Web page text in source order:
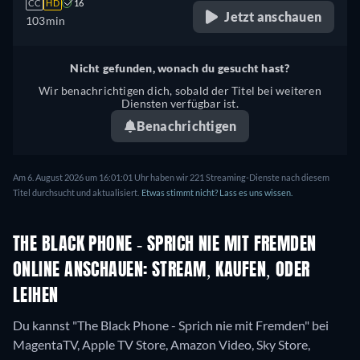
CC HD 16
103min Jetzt anschauen
Nicht gefunden, wonach du gesucht hast?
Wir benachrichtigen dich, sobald der Titel bei weiteren
Diensten verfügbar ist.
Benachrichtigen
Am 6. August 2026 um 16:01:01 Uhr haben wir 221 Streaming-Dienste nach diesem
Titel durchsucht und aktualisiert. Etwas stimmt nicht? Lass es uns wissen.
THE BLACK PHONE - SPRICH NIE MIT FREMDEN
ONLINE ANSCHAUEN: STREAM, KAUFEN, ODER
LEIHEN
Du kannst "The Black Phone - Sprich nie mit Fremden" bei
MagentaTV, Apple TV Store, Amazon Video, Sky Store,